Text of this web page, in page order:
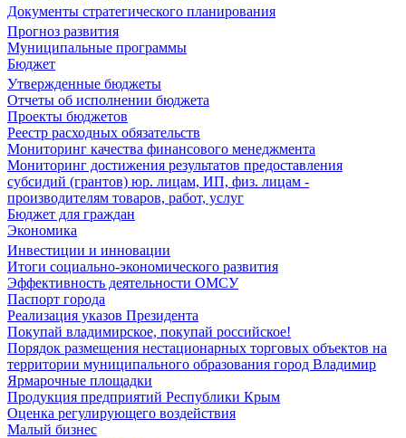
Документы стратегического планирования
Прогноз развития
Муниципальные программы
Бюджет
Утвержденные бюджеты
Отчеты об исполнении бюджета
Проекты бюджетов
Реестр расходных обязательств
Мониторинг качества финансового менеджмента
Мониторинг достижения результатов предоставления
субсидий (грантов) юр. лицам, ИП, физ. лицам -
производителям товаров, работ, услуг
Бюджет для граждан
Экономика
Инвестиции и инновации
Итоги социально-экономического развития
Эффективность деятельности ОМСУ
Паспорт города
Реализация указов Президента
Покупай владимирское, покупай российское!
Порядок размещения нестационарных торговых объектов на
территории муниципального образования город Владимир
Ярмарочные площадки
Продукция предприятий Республики Крым
Оценка регулирующего воздействия
Малый бизнес